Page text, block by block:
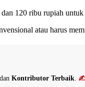
120 ribu rupiah
atau harus
dan Kontributor Terbaik ✍️